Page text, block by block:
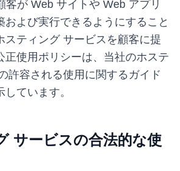
Turkish
Korean
Italian
Vietnamese
Danish
Polish
客が Web サイトや Web アプリ
および実行できるようにすること
スティング サービスを顧客に提
正使用ポリシーは、当社のホステ
許容される使用に関するガイド
ています。
サービスの合法的な使